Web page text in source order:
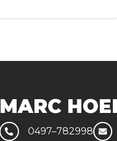
MARC
0497–782998